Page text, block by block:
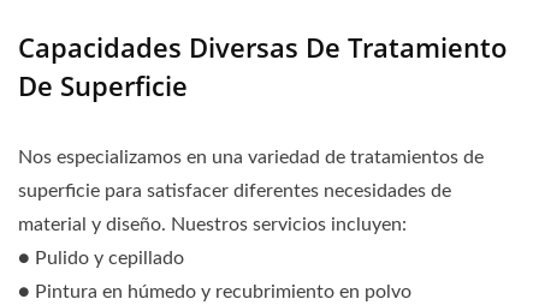
Capacidades Diversas De Tratamiento
De Superficie
Nos especializamos en una variedad de tratamientos de
superficie para satisfacer diferentes necesidades de
material y diseño. Nuestros servicios incluyen:
● Pulido y cepillado
● Pintura en húmedo y recubrimiento en polvo